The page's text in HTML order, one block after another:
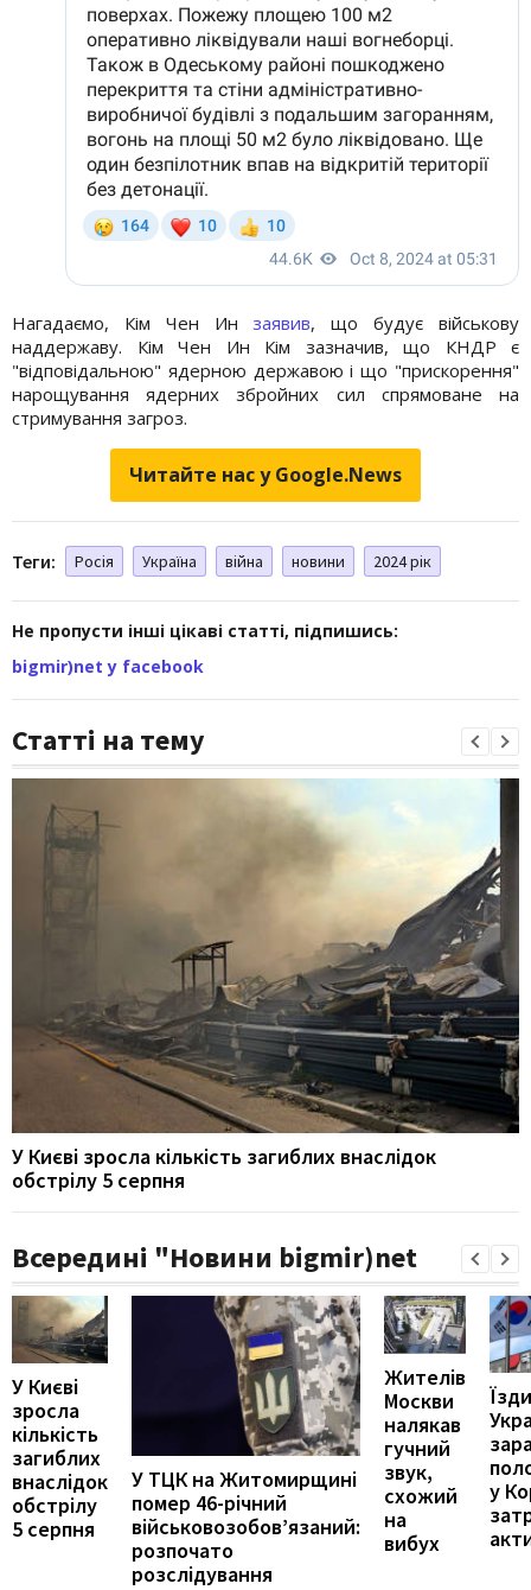
Нагадаємо, Кім Чен Инзаявив, що будує військову
наддержаву. Кім Чен Ин Кім зазначив, що КНДР є
"відповідальною" ядерною державою і що "прискорення"
нарощування ядерних збройних сил спрямоване на
стримування загроз.
Читайте нас у Google.News
Теги: Росія Україна війна новини 2024 рік
Не пропусти інші цікаві статті, підпишись:
bigmir)net у facebook
Статті на тему
У Києві зросла кількість загиблих внаслідок
обстрілу 5 серпня
Всередині "Новини bigmir)net
У Києві
зросла
кількість
загиблих
внаслідок
обстрілу
5 серпня
У ТЦК на Житомирщині
помер 46-річний
військовозобов’язаний:
розпочато
розслідування
Жителів
Москви
налякав
гучний
звук,
схожий
на
вибух
у